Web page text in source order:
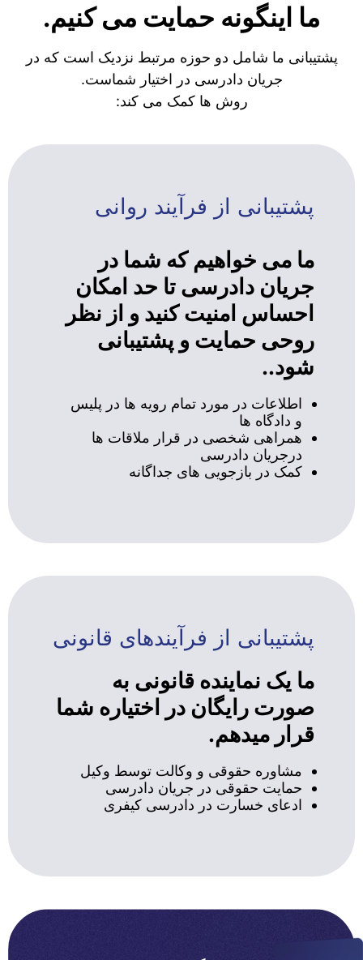
ما اینگونه حمایت می کنیم.
پشتیبانی ما شامل دو حوزه مرتبط نزدیک است که در
جریان دادرسی در اختیار شماست.
روش ها کمک می کند:
پشتیبانی از فرآیند روانی
ما می خواهیم که شما در
جریان دادرسی تا حد امکان
احساس امنیت کنید و از نظر
روحی حمایت و پشتیبانی
شود..
اطلاعات در مورد تمام رویه ها در پلیس
و دادگاه ها
همراهی شخصی در قرار ملاقات ها
درجریان دادرسی
کمک در بازجویی های جداگانه
پشتیبانی از فرآیندهای قانونی
ما یک نماینده قانونی به
صورت رایگان در اختیاره شما
قرار میدهم.
مشاوره حقوقی و وکالت توسط وکیل
حمایت حقوقی در جریان دادرسی
ادعای خسارت در دادرسی کیفری